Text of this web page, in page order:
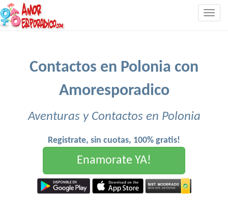
Contactos en Polonia con
Amoresporadico
Aventuras y Contactos en Polonia
Registrate, sin cuotas, 100% gratis!
Enamorate YA!